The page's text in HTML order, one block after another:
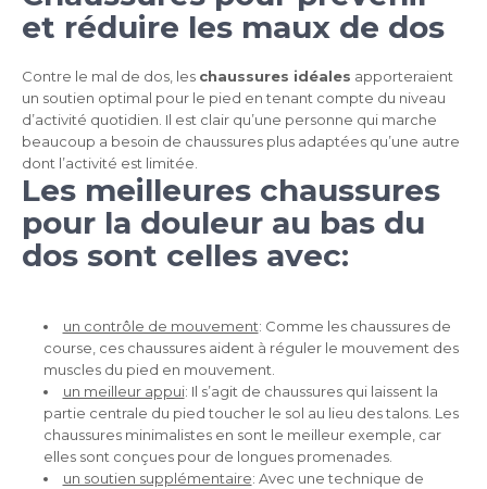
et réduire les maux de dos
Contre le mal de dos, les chaussures idéales apporteraient
un soutien optimal pour le pied en tenant compte du niveau
d’activité quotidien. Il est clair qu’une personne qui marche
beaucoup a besoin de chaussures plus adaptées qu’une autre
dont l’activité est limitée.
Les meilleures chaussures
pour la douleur au bas du
dos sont celles avec:
un contrôle de mouvement: Comme les chaussures de
course, ces chaussures aident à réguler le mouvement des
muscles du pied en mouvement.
un meilleur appui: Il s’agit de chaussures qui laissent la
partie centrale du pied toucher le sol au lieu des talons. Les
chaussures minimalistes en sont le meilleur exemple, car
elles sont conçues pour de longues promenades.
un soutien supplémentaire: Avec une technique de